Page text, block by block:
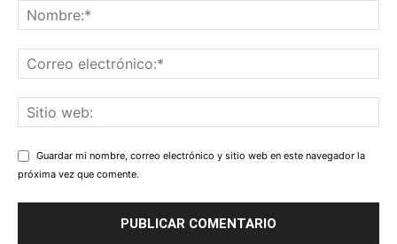
Guardar mi nombre, correo electrónico y sitio web en este navegador la
próxima vez que comente.